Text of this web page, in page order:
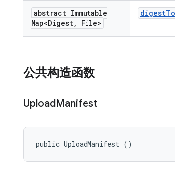
abstract Immutable
Map<Digest, File>
digestTo
公共构造函数
UploadManifest
public UploadManifest ()